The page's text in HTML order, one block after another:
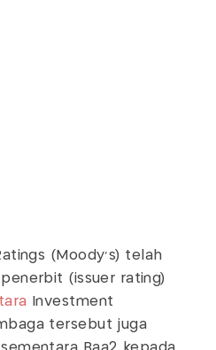
(Moody's) telah
(issuer rating)
Investment
tersebut juga